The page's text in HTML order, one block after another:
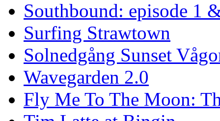
Southbound: episode 1
Surfing Strawtown
Solnedgång Sunset
Wavegarden 2.0
Fly Me To The Moon: